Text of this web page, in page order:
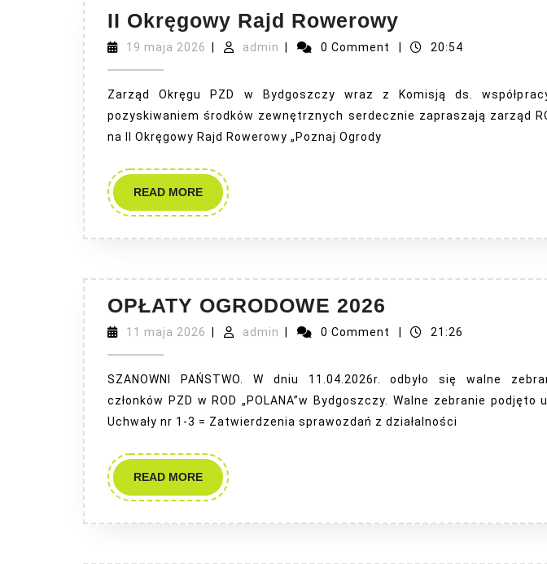
II Okręgowy Rajd Rowerowy
Okręgowy
Rowerowy
19 maja 2026 19
admin admin 0 Comment 20:54
Zarząd Okręgu PZD w Bydgoszczy wraz z Komisją ds.
pozyskiwaniem środków zewnętrznych serdecznie zapraszają zarząd
na II Okręgowy Rajd Rowerowy „Poznaj Ogrody
READ MOREREAD
MORE
OPŁATY OGRODOWE 2026
OGRODOWE
11 maja 2026 11
admin admin 0 Comment 21:26
SZANOWNI PAŃSTWO. W dniu 11.04.2026r. odbyło się walne
członków PZD w ROD „POLANA”w Bydgoszczy. Walne zebranie podjęto
Uchwały nr 1-3 = Zatwierdzenia sprawozdań z działalności
READ MOREREAD
MORE